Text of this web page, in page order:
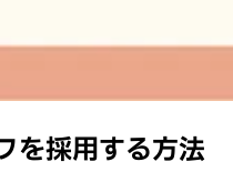
を採用する方法